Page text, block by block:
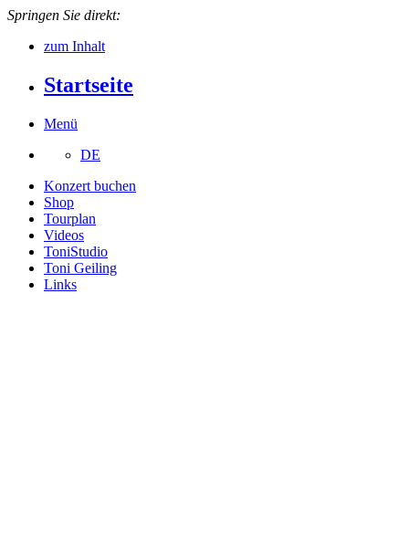
Springen Sie direkt:
zum Inhalt
Startseite
Menü
DE
Konzert buchen
Shop
Tourplan
Videos
ToniStudio
Toni Geiling
Links